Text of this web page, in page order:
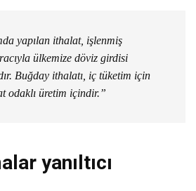
yapılan ithalat, işlenmiş
ülkemize döviz girdisi
Buğday ithalatı, iç tüketim için
odaklı üretim içindir.”
yanıltıcı